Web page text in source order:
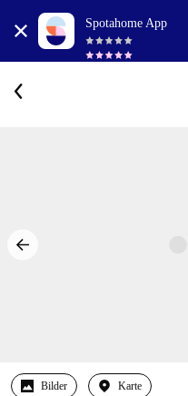
Spotahome App
Bilder Karte